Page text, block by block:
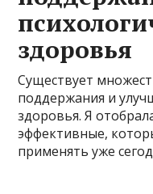
здоровья
Существует
поддержания и
здоровья. Я
эффективные,
применять уже